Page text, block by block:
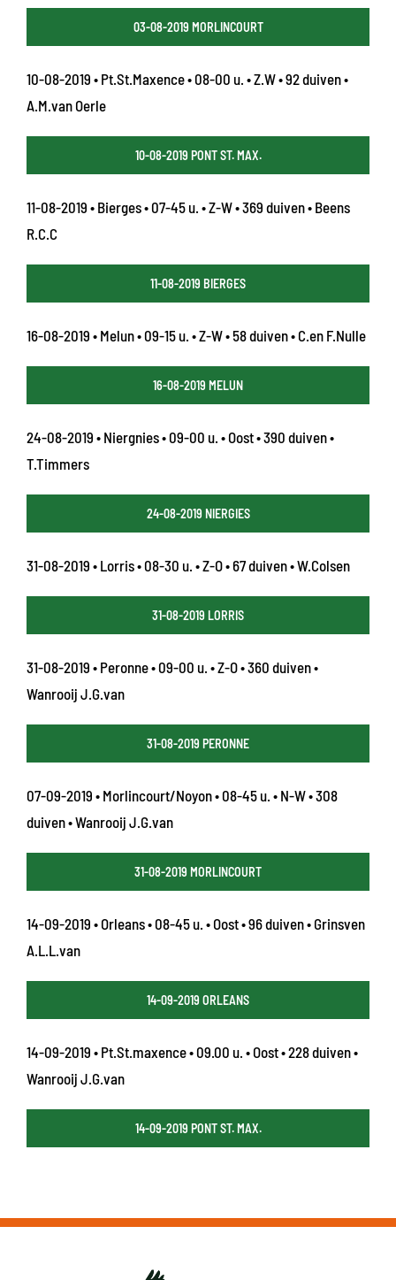
03-08-2019 MORLINCOURT
10-08-2019 • Pt.St.Maxence • 08-00 u. • Z.W • 92 duiven •
A.M.van Oerle
10-08-2019 PONT ST. MAX.
11-08-2019 • Bierges • 07-45 u. • Z-W • 369 duiven • Beens
R.C.C
11-08-2019 BIERGES
16-08-2019 • Melun • 09-15 u. • Z-W • 58 duiven • C.en F.Nulle
16-08-2019 MELUN
24-08-2019 • Niergnies • 09-00 u. • Oost • 390 duiven •
T.Timmers
24-08-2019 NIERGIES
31-08-2019 • Lorris • 08-30 u. • Z-O • 67 duiven • W.Colsen
31-08-2019 LORRIS
31-08-2019 • Peronne • 09-00 u. • Z-O • 360 duiven •
Wanrooij J.G.van
31-08-2019 PERONNE
07-09-2019 • Morlincourt/Noyon • 08-45 u. • N-W • 308
duiven • Wanrooij J.G.van
31-08-2019 MORLINCOURT
14-09-2019 • Orleans • 08-45 u. • Oost • 96 duiven • Grinsven
A.L.L.van
14-09-2019 ORLEANS
14-09-2019 • Pt.St.maxence • 09.00 u. • Oost • 228 duiven •
Wanrooij J.G.van
14-09-2019 PONT ST. MAX.